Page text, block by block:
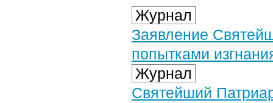
Журнал
Заявление
попытками
Журнал
Святейший